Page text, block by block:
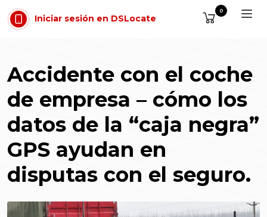
Saltar al contenido
Iniciar sesión en DSLocate
0
Accidente con el coche
de empresa – cómo los
datos de la “caja negra”
GPS ayudan en
disputas con el seguro.